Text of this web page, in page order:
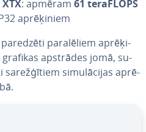
: apmēram 61 teraFLOPS
ap­rē­ķi­niem
paredzēti pa­ra­lē­liem ap­rē­ķi­
apstrādes jomā, su­
sa­rež­ģī­tiem si­mu­lā­ci­jas ap­rē­